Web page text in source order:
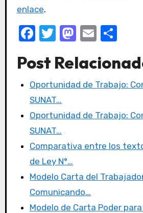
enlace.
F
c
e
b
o
o
k
T
it
te
r
M
st
o
o
E
ail
C
m
p
tir
Post
Oportunidad de Trabajo:
SUNAT…
Oportunidad de Trabajo:
SUNAT…
Comparativa entre los
de Ley N°…
Modelo Carta del
Comunicando…
Modelo de Carta Poder